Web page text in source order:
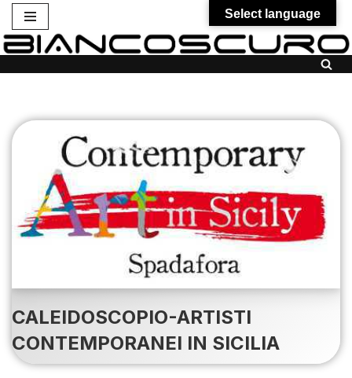
Vai
CALEIDOSCOPIO-ARTISTI
CONTEMPORANEI IN SICILIA
Select language